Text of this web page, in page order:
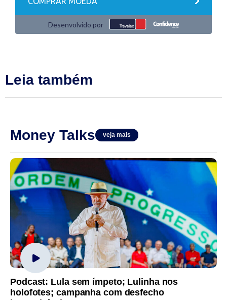
Leia também
Money Talks veja mais
Podcast: Lula sem ímpeto; Lulinha nos
holofotes; campanha com desfecho